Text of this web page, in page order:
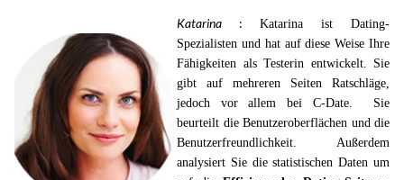
Katarina : Katarina ist Dating-
Spezialisten und hat auf diese Weise Ihre
Fähigkeiten als Testerin entwickelt. Sie
gibt auf mehreren Seiten Ratschläge,
jedoch vor allem bei C-Date. Sie
beurteilt die Benutzeroberflächen und die
Benutzerfreundlichkeit. Außerdem
analysiert Sie die statistischen Daten um